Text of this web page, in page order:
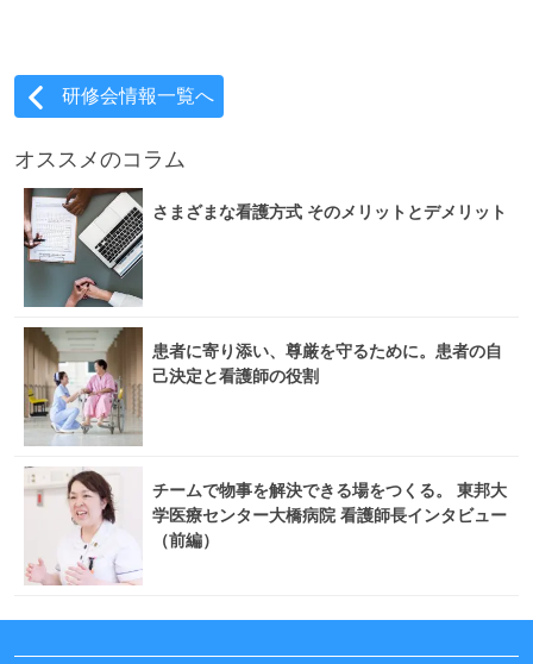
研修会情報一覧へ
オススメのコラム
さまざまな看護方式 そのメリットとデメリット
患者に寄り添い、尊厳を守るために。患者の自
己決定と看護師の役割
チームで物事を解決できる場をつくる。 東邦大
学医療センター大橋病院 看護師長インタビュー
（前編）